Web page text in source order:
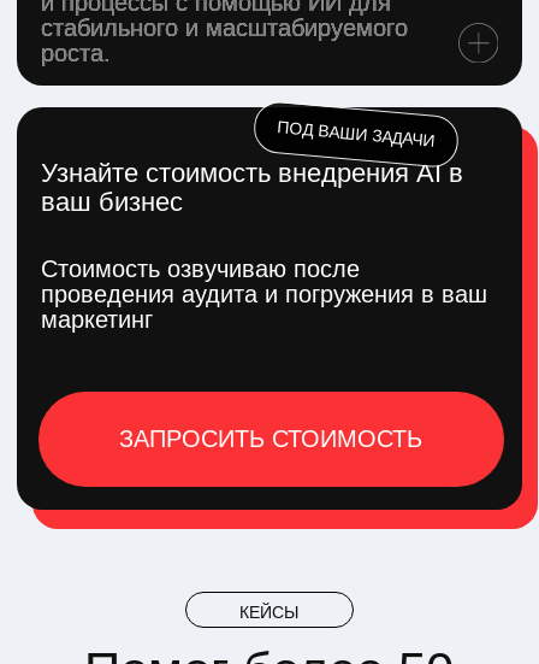
Результат
+75 млн ₽дополнительной выручки
с 3% до 9%увеличилась конверсия
Медицинский туризм в Китае. Внедрение Welcome-
бота и ИИ-менеджера позволило сократить нагрузку
на менеджеров на 30%. Настройка CRM-системы
обеспечила прозрачность всех процессов:
от рекламы до продаж.